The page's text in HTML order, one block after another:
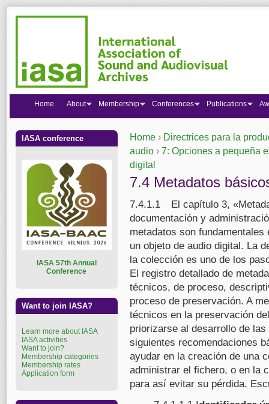
You are here
Home › Directrices para la
audio › 7: Opciones a pequeña
digital
7.4 Metadatos
7.4.1.1 El capítulo 3,
documentación y
metadatos son
un objeto de audio digital. La
la colección es uno de los
El registro detallado de
técnicos, de proceso,
proceso de preservación. A
técnicos en la preservación
priorizarse al desarrollo de
siguientes recomendaciones
ayudar en la creación de una
administrar el fichero, o en la
para así evitar su pérdida.
Home About Membership Conferences Publications
IASA conference
ASA 57th Annual
Conference
Want to join IASA?
Learn more about IASA
IASA activities
Want to join?
Membership categories
Membership rates
Application form